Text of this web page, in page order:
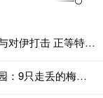
配资网官网最新信息 以色列媒体：以愿参与对伊打击 正等特朗普表态
排名前十证券公司 淹水后的广西贵港动物园：9只走丢的梅花鹿仅找回1只，3只狮子被淹死